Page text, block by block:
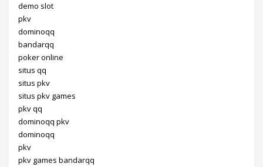
demo slot
pkv
dominoqq
bandarqq
poker online
situs qq
situs pkv
situs pkv games
pkv qq
dominoqq pkv
dominoqq
pkv
pkv games bandarqq